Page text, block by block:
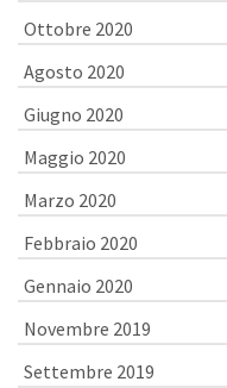
Ottobre 2020
Agosto 2020
Giugno 2020
Maggio 2020
Marzo 2020
Febbraio 2020
Gennaio 2020
Novembre 2019
Settembre 2019